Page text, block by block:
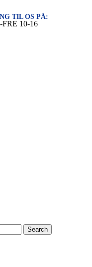
TIL OS PÅ:
10-16
Search